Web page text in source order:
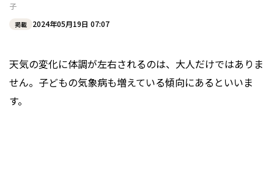
子
掲載 2024年05月19日 07:07
天気の変化に体調が左右されるのは、大人だけではありま
せん。子どもの気象病も増えている傾向にあるといいま
す。